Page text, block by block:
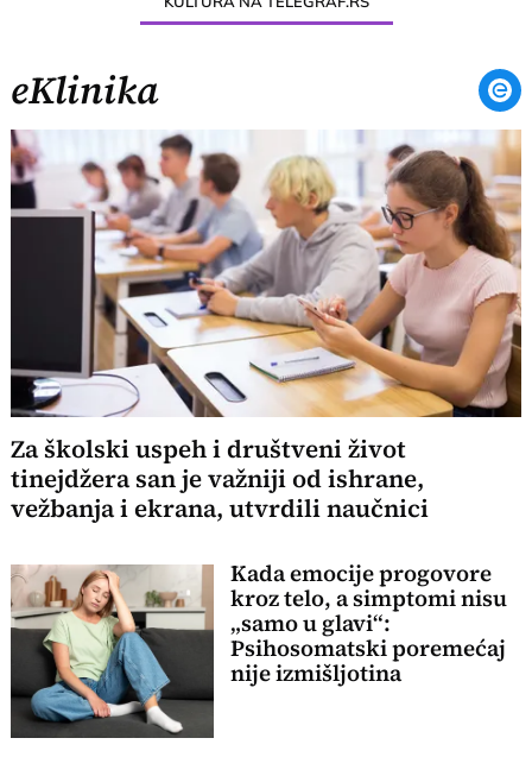
eKlinika
Za školski uspeh i društveni život
tinejdžera san je važniji od ishrane,
vežbanja i ekrana, utvrdili naučnici
Kada emocije progovore
kroz telo, a simptomi nisu
„samo u glavi“:
Psihosomatski poremećaj
nije izmišljotina